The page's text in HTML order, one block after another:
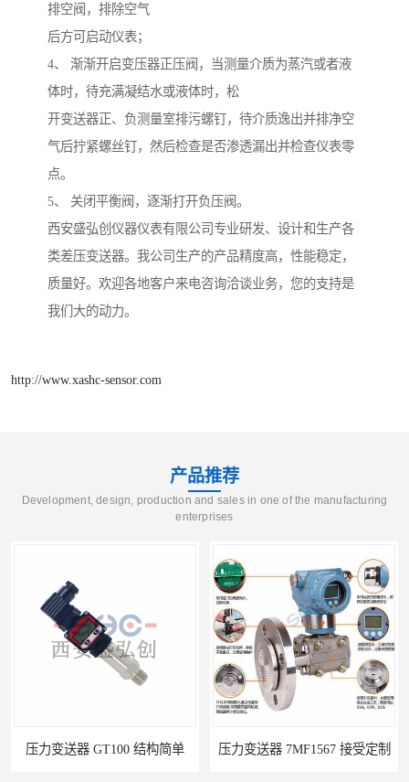
排空阀，排除空气
后方可启动仪表；
4、 渐渐开启变压器正压阀，当测量介质为蒸汽或者液
体时，待充满凝结水或液体时，松
开变送器正、负测量室排污螺钉，待介质逸出并排净空
气后拧紧螺丝钉，然后检查是否渗透漏出并检查仪表零
点。
5、 关闭平衡阀，逐渐打开负压阀。
西安盛弘创仪器仪表有限公司专业研发、设计和生产各
类差压变送器。我公司生产的产品精度高，性能稳定，
质量好。欢迎各地客户来电咨询洽谈业务，您的支持是
我们大的动力。
http://www.xashc-sensor.com
产品推荐
Development, design, production and sales in one of the manufacturing
enterprises
压力变送器 GT100 结构简单 压力变送器 7MF1567 接受定制